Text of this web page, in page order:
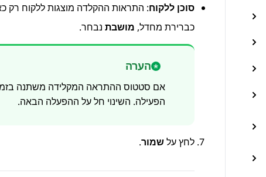
סוכן ללקוח: התראות ההקלדה מוצגות ללקוח רק
כברירת מחדל, מושבת נבחר.
הערה
אם סטטוס ההתראה המקלידה משתנה בזמן
הפעילה. השינוי חל על ההפעלה הבאה.
לחץ עלשמור.